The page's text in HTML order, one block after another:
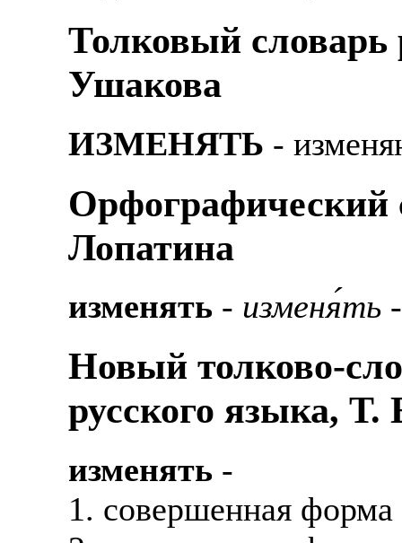
Толковый словарь
Ушакова
ИЗМЕНЯТЬ -
Орфографический
Лопатина
изменять - изменя́ть
Новый толково-
русского языка,
изменять -
1. совершенная